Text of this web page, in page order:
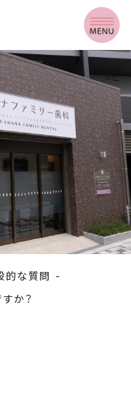
的な質問
か？